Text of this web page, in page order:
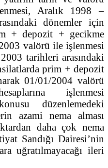
Aralık 1998 –
dönemler için
+ depozit + gecikme
valörü ile işlenmesi
tarihleri arasındaki
prim + depozit
01/01/2004 valörü
işlenmesi
düzenlemedeki
azami nema alması
daha çok nema
Sandığı Dairesi’nin
uğratılmayacağı ileri